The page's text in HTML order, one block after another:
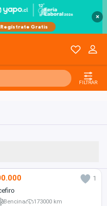
×
FILTRAR
1
Bencina 173000 km